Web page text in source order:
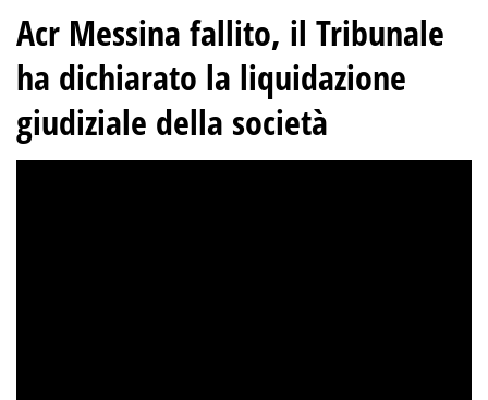
Acr Messina fallito, il Tribunale
ha dichiarato la liquidazione
giudiziale della società